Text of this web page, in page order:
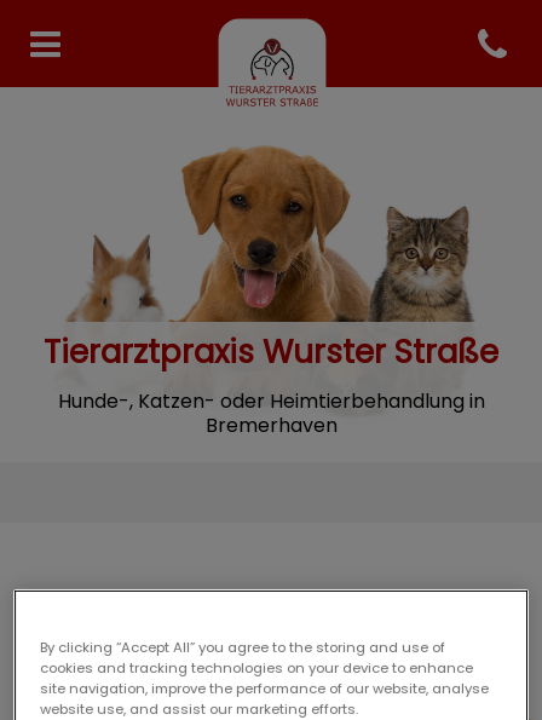
Homepage Tierarzt
Open
Tierarztpraxis Wurster Straße
Hunde-, Katzen- oder Heimtierbehandlung in
Bremerhaven
By clicking “Accept All” you agree to the storing and use of
cookies and tracking technologies on your device to enhance
site navigation, improve the performance of our website, analyse
website use, and assist our marketing efforts.